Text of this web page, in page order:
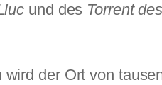
und des Torrent
wird der Ort von